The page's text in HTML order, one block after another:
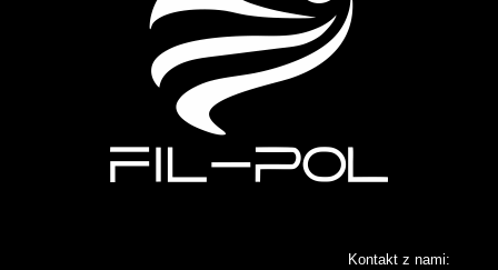
Kontakt z nami: